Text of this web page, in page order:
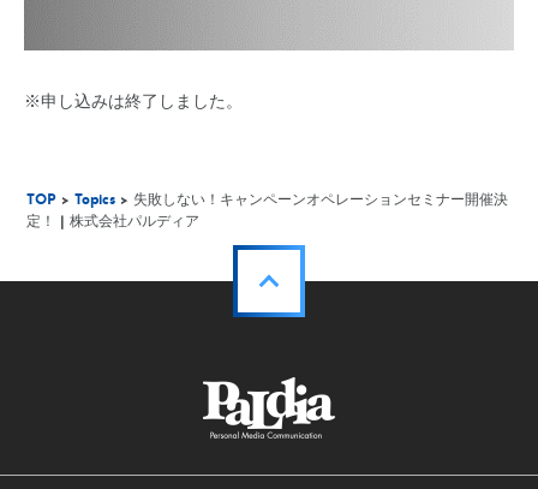
※申し込みは終了しました。
TOP >Topics > 失敗しない！キャンペーンオペレーションセミナー開催決
定！ | 株式会社パルディア